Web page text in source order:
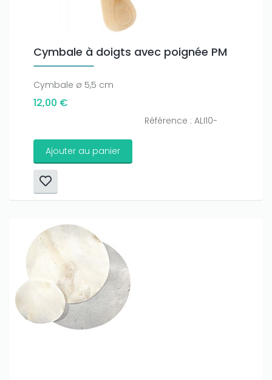
Cymbale à doigts avec poignée PM
Cymbale ø 5,5 cm
12,00 €
Référence : ALI10-
Ajouter au panier